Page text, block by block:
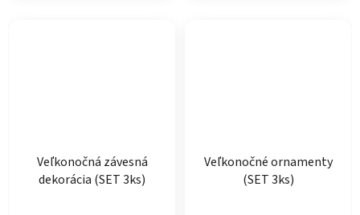
Veľkonočná závesná
dekorácia (SET 3ks)
Veľkonočné ornamenty
(SET 3ks)